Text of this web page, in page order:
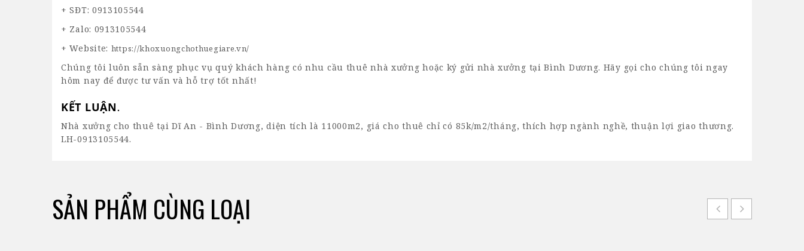
+ SĐT: 0913105544
+ Zalo: 0913105544
+ Website: https://khoxuongchothuegiare.vn/
Chúng tôi luôn sẵn sàng phục vụ quý khách hàng có nhu cầu thuê nhà xưởng hoặc ký gửi nhà xưởng tại Bình Dương. Hãy gọi cho chúng tôi ngay
hôm nay để được tư vấn và hỗ trợ tốt nhất!
KẾT LUẬN.
Nhà xưởng cho thuê tại Dĩ An - Bình Dương, diện tích là 11000m2, giá cho thuê chỉ có 85k/m2/tháng, thích hợp ngành nghề, thuận lợi giao thương.
LH-0913105544.
SẢN PHẨM CÙNG LOẠI